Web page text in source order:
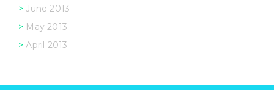
June 2013
May 2013
April 2013